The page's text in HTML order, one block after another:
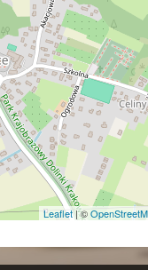
Leaflet|©